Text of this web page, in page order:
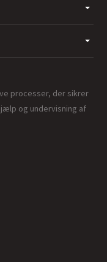
processer, der sikrer
og undervisning af